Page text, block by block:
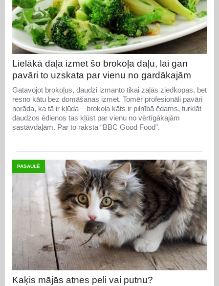
Lielākā daļa izmet šo brokoļa daļu, lai gan
pavāri to uzskata par vienu no gardākajām
Gatavojot brokoļus, daudzi izmanto tikai zaļās ziedkopas, bet
resno kātu bez domāšanas izmet. Tomēr profesionāli pavāri
norāda, ka tā ir kļūda – brokoļa kāts ir pilnībā ēdams, turklāt
daudzos ēdienos tas kļūst par vienu no vērtīgākajām
sastāvdaļām. Par to raksta “BBC Good Food”.
PASAULĒ
Kaķis mājās atnes peli vai putnu?